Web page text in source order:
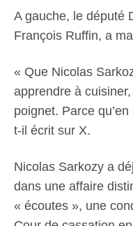
A gauche, le député
François Ruffin, a
« Que Nicolas
apprendre à
poignet. Parce
t-il écrit sur X.
Nicolas Sarkozy a
dans une affaire
« écoutes », une